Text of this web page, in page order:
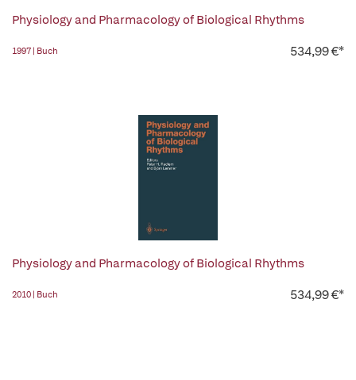
Physiology and Pharmacology of Biological Rhythms
1997 | Buch 534,99 €*
Physiology and Pharmacology of Biological Rhythms
2010 | Buch 534,99 €*